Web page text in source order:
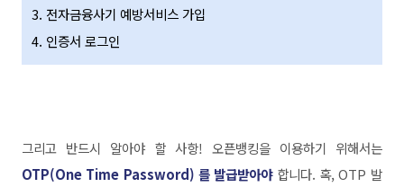
3. 전자금융사기 예방서비스 가입
4. 인증서 로그인
그리고 반드시 알아야 할 사항! 오픈뱅킹을 이용하기 위해서는
OTP(One Time Password) 를 발급받아야합니다. 혹, OTP 발